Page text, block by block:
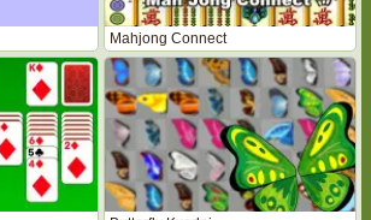
Mahjong Connect